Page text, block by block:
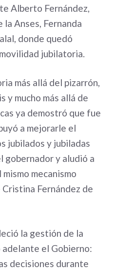
Alberto Fernández,
Anses, Fernanda
donde quedó
jubilatoria.
más allá del pizarrón,
y mucho más allá de
ya demostró que fue
a mejorarle el
jubilados y jubiladas
gobernador y aludió a
mecanismo
Fernández de
la gestión de la
el Gobierno:
decisiones durante